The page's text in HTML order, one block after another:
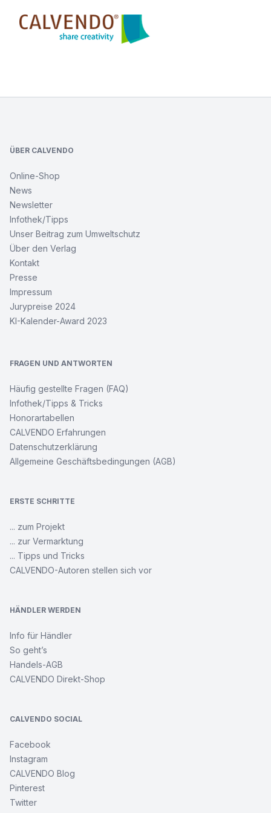
Calvendo
ÜBER CALVENDO
Online-Shop
News
Newsletter
Infothek/Tipps
Unser Beitrag zum Umweltschutz
Über den Verlag
Kontakt
Presse
Impressum
Jurypreise 2024
KI-Kalender-Award 2023
FRAGEN UND ANTWORTEN
Häufig gestellte Fragen (FAQ)
Infothek/Tipps & Tricks
Honorartabellen
CALVENDO Erfahrungen
Datenschutzerklärung
Allgemeine Geschäftsbedingungen (AGB)
ERSTE SCHRITTE
... zum Projekt
... zur Vermarktung
... Tipps und Tricks
CALVENDO-Autoren stellen sich vor
HÄNDLER WERDEN
Info für Händler
So geht’s
Handels-AGB
CALVENDO Direkt-Shop
CALVENDO SOCIAL
Facebook
Instagram
CALVENDO Blog
Pinterest
Twitter